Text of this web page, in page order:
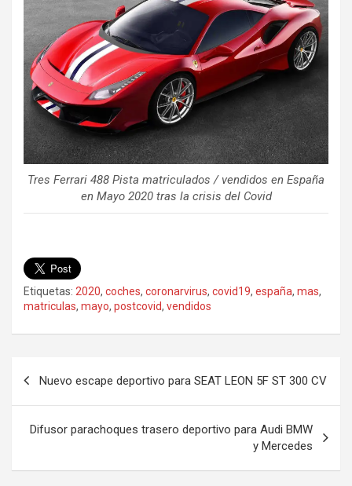
Tres Ferrari 488 Pista matriculados / vendidos en España
en Mayo 2020 tras la crisis del Covid
Etiquetas: 2020, coches, coronarvirus, covid19, españa, mas,
matriculas, mayo, postcovid, vendidos
Nuevo escape deportivo para SEAT LEON 5F ST 300 CV
Difusor parachoques trasero deportivo para Audi BMW
y Mercedes